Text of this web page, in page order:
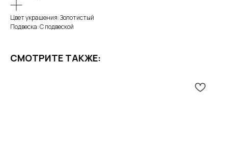
Цвет украшения: Золотистый
Подвеска: С подвеской
СМОТРИТЕ ТАКЖЕ: